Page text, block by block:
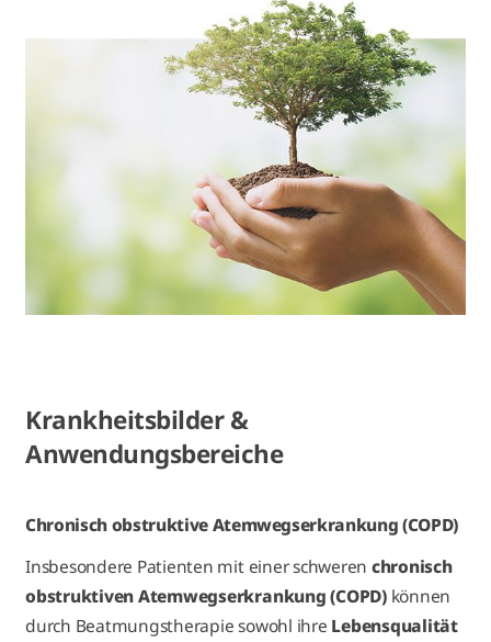
Krankheitsbilder &
Anwendungsbereiche
Chronisch obstruktive Atemwegserkrankung (COPD)
Insbesondere Patienten mit einer schweren chronisch
obstruktiven Atemwegserkrankung (COPD)können
durch Beatmungstherapie sowohl ihre Lebensqualität